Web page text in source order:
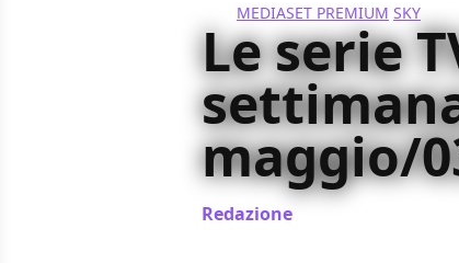
MEDIASET PREMIUM SKY
Le serie
maggio/
Redazione